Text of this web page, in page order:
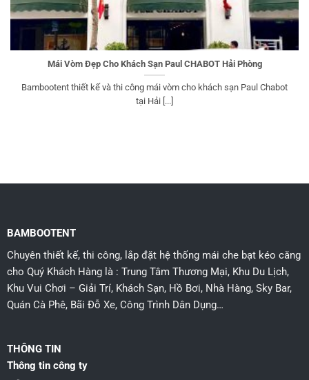
Mái Vòm Đẹp Cho Khách Sạn Paul CHABOT Hải Phòng
Bambootent thiết kế và thi công mái vòm cho khách sạn Paul Chabot
tại Hải [...]
BAMBOOTENT
Chuyên thiết kế, thi công, lắp đặt hệ thống mái che bạt kéo căng
cho Quý Khách Hàng là : Trung Tâm Thương Mại, Khu Du Lịch,
Khu Vui Chơi – Giải Trí, Khách Sạn, Hồ Bơi, Nhà Hàng, Sky Bar,
Quán Cà Phê, Bãi Đỗ Xe, Công Trình Dân Dụng…
THÔNG TIN
Thông tin công ty